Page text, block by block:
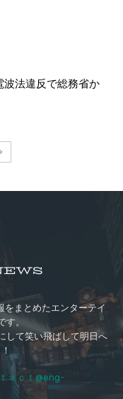
法違反で総務省か
をまとめたエンターテイ
。
して笑い飛ばして明日へ
ａｃｔ@eng-